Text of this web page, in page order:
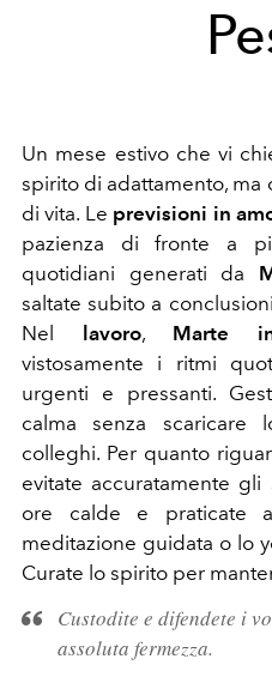
Un mese estivo che vi
spirito di adattamento, ma
di vita. Le previsioni in
pazienza di fronte a
quotidiani generati da
saltate subito a
Nel lavoro, Marte
vistosamente i ritmi
urgenti e pressanti.
calma senza scaricare
colleghi. Per quanto
evitate accuratamente
ore calde e praticate
meditazione guidata o lo
Curate lo spirito per
Custodite e difendete i
assoluta fermezza.